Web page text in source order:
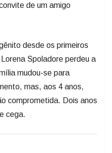
de um amigo
desde os primeiros
Spoladore perdeu a
mudou-se para
mas, aos 4 anos,
comprometida. Dois anos
cega.